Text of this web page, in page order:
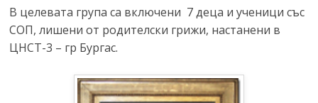
В целевата група са включени 7 деца и ученици със
СОП, лишени от родителски грижи, настанени в
ЦНСТ-3 – гр Бургас.